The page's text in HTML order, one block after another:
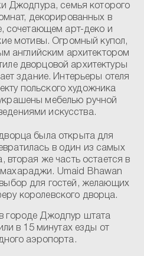
Джодпура, семья которого
декорированных в
сочетающем арт-деко и
мотивы. Огромный купол,
английским архитектором
дворцовой архитектуры
здание. Интерьеры отеля
польского художника
мебелью ручной
искусства.
была открыта для
в один из самых
вторая же часть остается в
Umaid Bhawan
для гостей, желающих
королевского дворца.
городе Джодпур штата
в 15 минутах езды от
аэропорта.